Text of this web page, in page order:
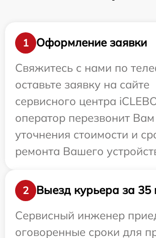
1
Оформление заявки
Свяжитесь с нами по
оставьте заявку на сайте
сервисного центра
оператор перезвонит
уточнения стоимости и
ремонта Вашего
2
Выезд курьера за 35
Сервисный инженер
оговоренные сроки для